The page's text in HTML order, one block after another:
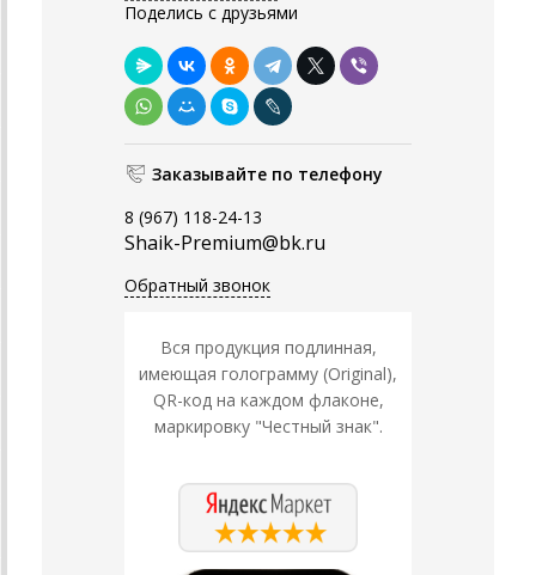
Поделись с друзьями
Заказывайте по телефону
8 (967) 118-24-13
Shaik-Premium@bk.ru
Обратный звонок
Вся продукция подлинная,
имеющая голограмму (Original),
QR-код на каждом флаконе,
маркировку "Честный знак".